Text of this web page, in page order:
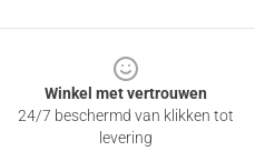
Winkel met vertrouwen
24/7 beschermd van klikken tot
levering